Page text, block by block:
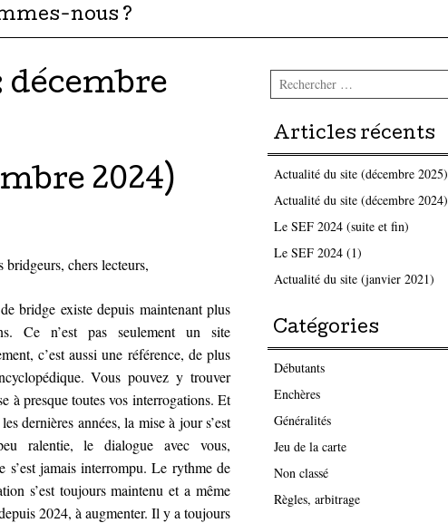
nous ?
décembre
2024)
bridgeurs, chers lecteurs,
bridge existe depuis maintenant plus
Ce n’est pas seulement un site
c’est aussi une référence, de plus
Vous pouvez y trouver
à presque toutes vos interrogations. Et
dernières années, la mise à jour s’est
ralentie, le dialogue avec vous,
s’est jamais interrompu. Le rythme de
s’est toujours maintenu et a même
2024, à augmenter. Il y a toujours
Rechercher
Articles récents
Actualité du site (décembre 2025)
Actualité du site (décembre 2024)
Le SEF 2024 (suite et fin)
Le SEF 2024 (1)
Actualité du site (janvier 2021)
Catégories
Débutants
Enchères
Généralités
Jeu de la carte
Non classé
Règles, arbitrage